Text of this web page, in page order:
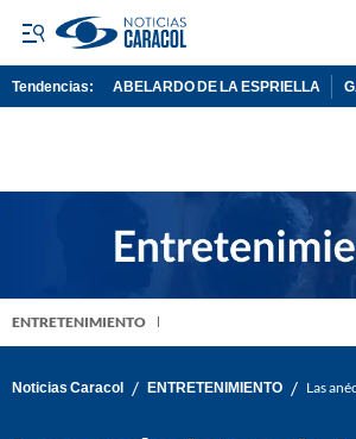
Tendencias: ABELARDO DE LA ESPRIELLA
ENTRETENIMIENTO
Noticias Caracol / ENTRETENIMIENTO / Las